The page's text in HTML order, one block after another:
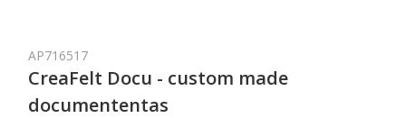
AP716517
CreaFelt Docu - custom made
documententas